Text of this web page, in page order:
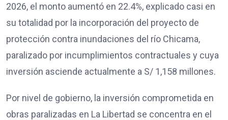
2026, el monto aumentó en 22.4%, explicado casi en
su totalidad por la incorporación del proyecto de
protección contra inundaciones del río Chicama,
paralizado por incumplimientos contractuales y cuya
inversión asciende actualmente a S/ 1,158 millones.
Por nivel de gobierno, la inversión comprometida en
obras paralizadas en La Libertad se concentra en el